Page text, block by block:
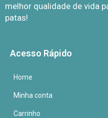
melhor qualidade de vida
patas!
Acesso Rápido
Home
Minha conta
Carrinho